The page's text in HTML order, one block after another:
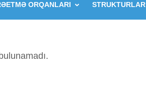
ORQANLARI STRUKTURLAR